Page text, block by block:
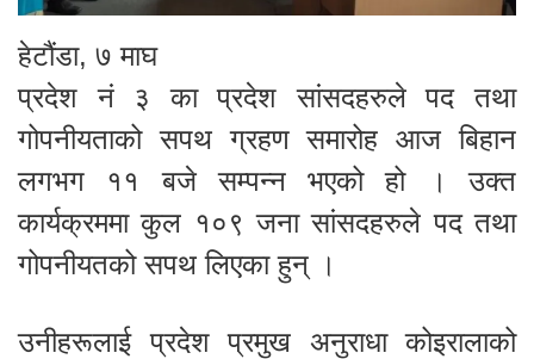
हेटौंडा, ७ माघ
प्रदेश नं ३ का प्रदेश सांसदहरुले पद तथा
गोपनीयताको सपथ ग्रहण समारोह आज बिहान
लगभग ११ बजे सम्पन्न भएको हो । उक्त
कार्यक्रममा कुल १०९ जना सांसदहरुले पद तथा
गोपनीयतको सपथ लिएका हुन् ।
उनीहरूलाई प्रदेश प्रमुख अनुराधा कोइरालाको